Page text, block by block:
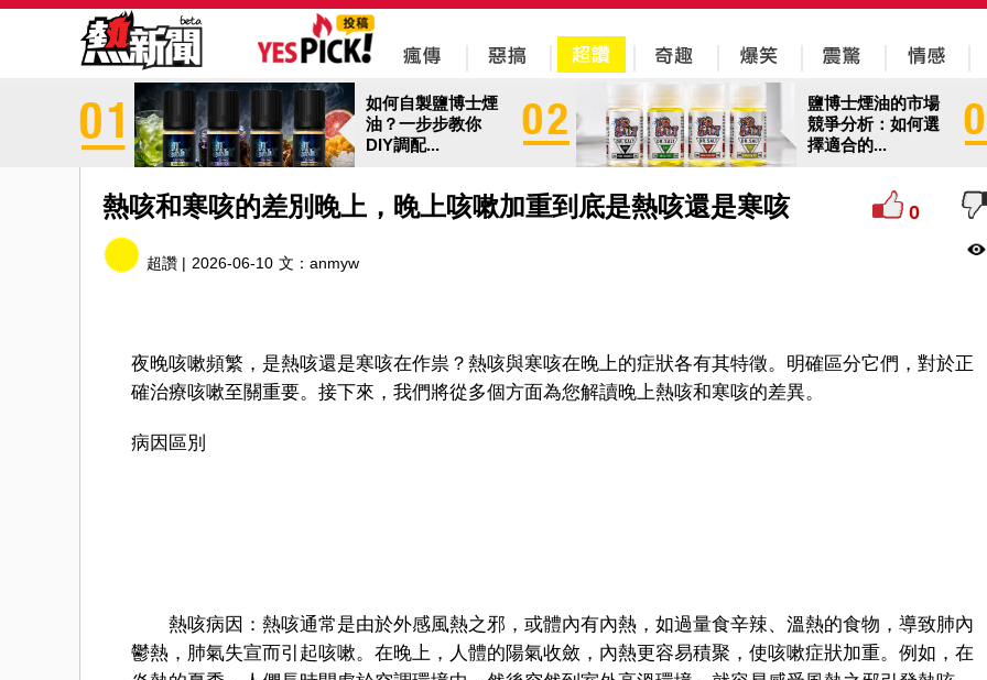
如何自製鹽博士煙
油？一步步教你
DIY調配...
鹽博士煙油的市場
競爭分析：如何選
擇適合的...
熱咳和寒咳的差別晚上，晚上咳嗽加重到底是熱咳還是寒咳 0
超讚 | 2026-06-10 文： anmyw
夜晚咳嗽頻繁，是熱咳還是寒咳在作祟？熱咳與寒咳在晚上的症狀各有其特徵。明確區分它們，對於正
確治療咳嗽至關重要。接下來，我們將從多個方面為您解讀晚上熱咳和寒咳的差異。
病因區別
熱咳病因：熱咳通常是由於外感風熱之邪，或體內有內熱，如過量食辛辣、溫熱的食物，導致肺內
鬱熱，肺氣失宣而引起咳嗽。在晚上，人體的陽氣收斂，內熱更容易積聚，使咳嗽症狀加重。例如，在